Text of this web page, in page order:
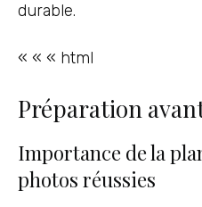
durable.
« « « html
Préparation
Importance de la
photos réussies